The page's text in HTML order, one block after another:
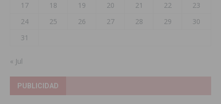
17
18 19 20 21 22
23
24
25 26 27 28 29
30
31
« Jul
PUBLICIDAD